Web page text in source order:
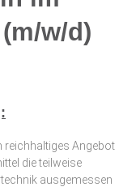
w/d)
reichhaltiges Angebot
die teilweise
ausgemessen